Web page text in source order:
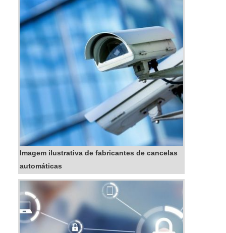
Imagem ilustrativa de fabricantes de cancelas
automáticas